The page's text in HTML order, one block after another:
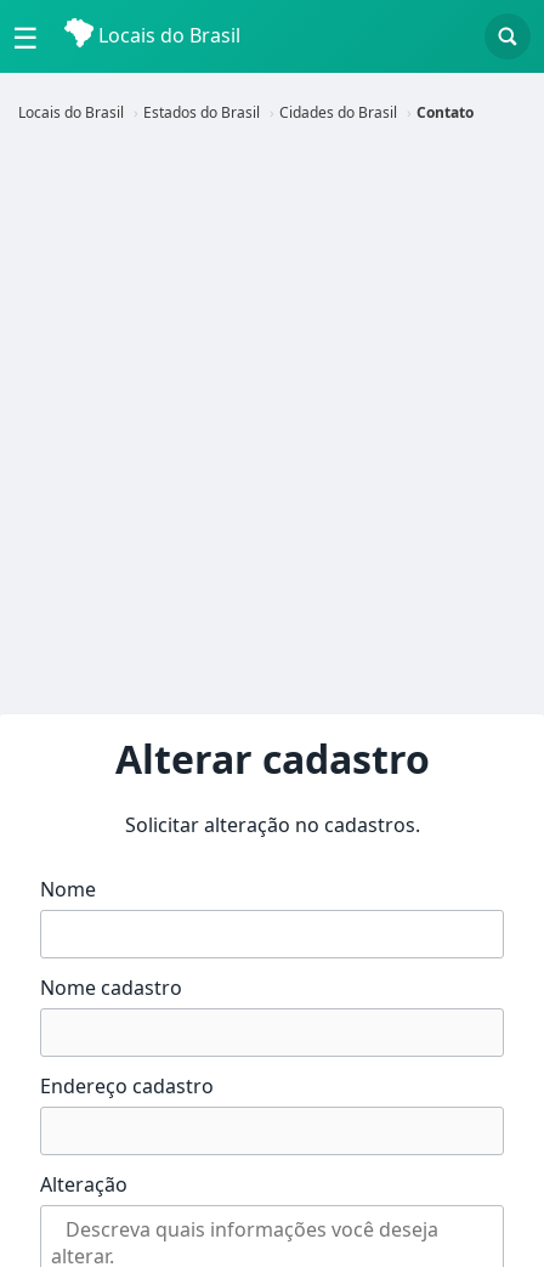
☰ Locais do Brasil
Locais do Brasil Estados do Brasil Cidades do Brasil Contato
Alterar cadastro
Solicitar alteração no cadastros.
Nome
Nome cadastro
Endereço cadastro
Alteração